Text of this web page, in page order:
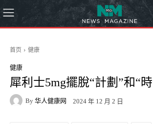
首页 健康
健康
犀利士5mg擺脫“計劃”和“
By 华人健康网 2024 年 12 月 2 日